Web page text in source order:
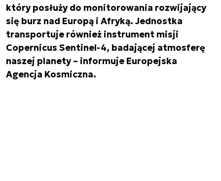
który posłuży do monitorowania rozwijający
się burz nad Europą i Afryką. Jednostka
transportuje również instrument misji
Copernicus Sentinel-4, badającej atmosferę
naszej planety – informuje Europejska
Agencja Kosmiczna.